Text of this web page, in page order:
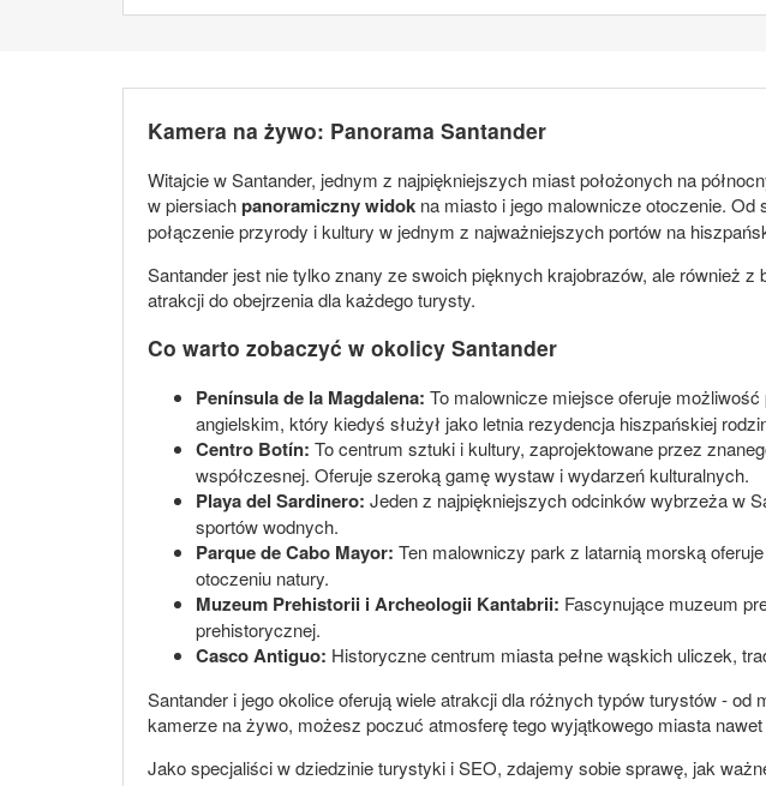
Kamera na żywo: Panorama Santander
Witajcie w Santander, jednym z najpiękniejszych miast położonych na
w piersiachpanoramiczny widok na miasto i jego malownicze otoczenie.
połączenie przyrody i kultury w jednym z najważniejszych portów na
Santander jest nie tylko znany ze swoich pięknych krajobrazów, ale również
atrakcji do obejrzenia dla każdego turysty.
Co warto zobaczyć w okolicy Santander
Península de la Magdalena: To malownicze miejsce oferuje
angielskim, który kiedyś służył jako letnia rezydencja hiszpańskiej
Centro Botín: To centrum sztuki i kultury, zaprojektowane przez
współczesnej. Oferuje szeroką gamę wystaw i wydarzeń kulturalnych.
Playa del Sardinero: Jeden z najpiękniejszych odcinków wybrzeża w
sportów wodnych.
Parque de Cabo Mayor: Ten malowniczy park z latarnią morską
otoczeniu natury.
Muzeum Prehistorii i Archeologii Kantabrii: Fascynujące muzeum
prehistorycznej.
Casco Antiguo: Historyczne centrum miasta pełne wąskich uliczek,
Santander i jego okolice oferują wiele atrakcji dla różnych typów turystów -
kamerze na żywo, możesz poczuć atmosferę tego wyjątkowego miasta
Jako specjaliści w dziedzinie turystyki i SEO, zdajemy sobie sprawę, jak